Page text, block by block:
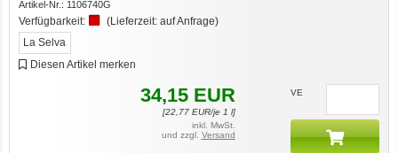
Artikel-Nr.: 1106740G
Verfügbarkeit: (Lieferzeit:auf Anfrage)
La Selva
Diesen Artikel merken
34,15 EUR
[22,77EUR/je 1 l]
inkl. MwSt.
und zzgl. Versand
VE